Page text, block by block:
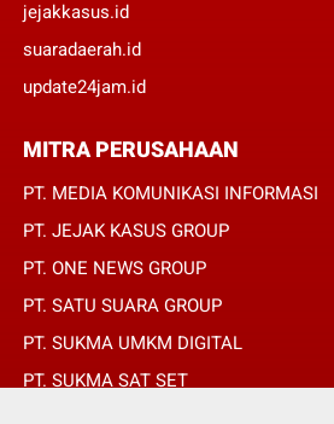
jejakkasus.id
suaradaerah.id
update24jam.id
MITRA PERUSAHAAN
PT. MEDIA KOMUNIKASI INFORMASI
PT. JEJAK KASUS GROUP
PT. ONE NEWS GROUP
PT. SATU SUARA GROUP
PT. SUKMA UMKM DIGITAL
PT. SUKMA SAT SET